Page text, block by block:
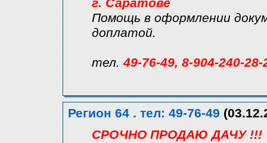
г. Саратове
Помощь в оформлении
доплатой.
тел.49-76-49, 8-904-240-28-
Регион 64 . тел: 49-76-49
СРОЧНО ПРОДАЮ ДАЧУ !!!